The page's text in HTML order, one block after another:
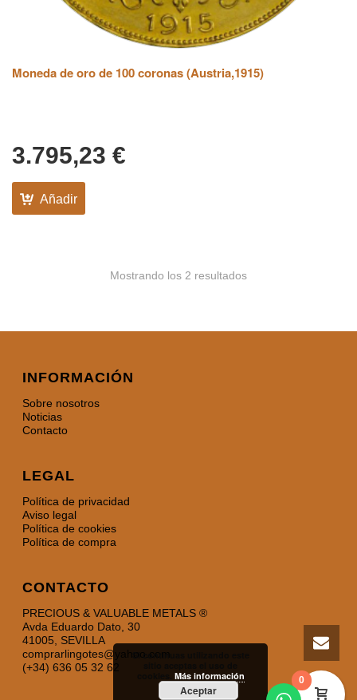
Moneda de oro de 100 coronas (Austria,1915)
3.795,23 €
Añadir
Mostrando los 2 resultados
INFORMACIÓN
Sobre nosotros
Noticias
Contacto
LEGAL
Política de privacidad
Aviso legal
Política de cookies
Política de compra
CONTACTO
PRECIOUS & VALUABLE METALS ®
Avda Eduardo Dato, 30
41005, SEVILLA
comprarlingotes@yahoo.com
(+34) 636 05 32 62
0
Si continuas utilizando este
Más información
Aceptar